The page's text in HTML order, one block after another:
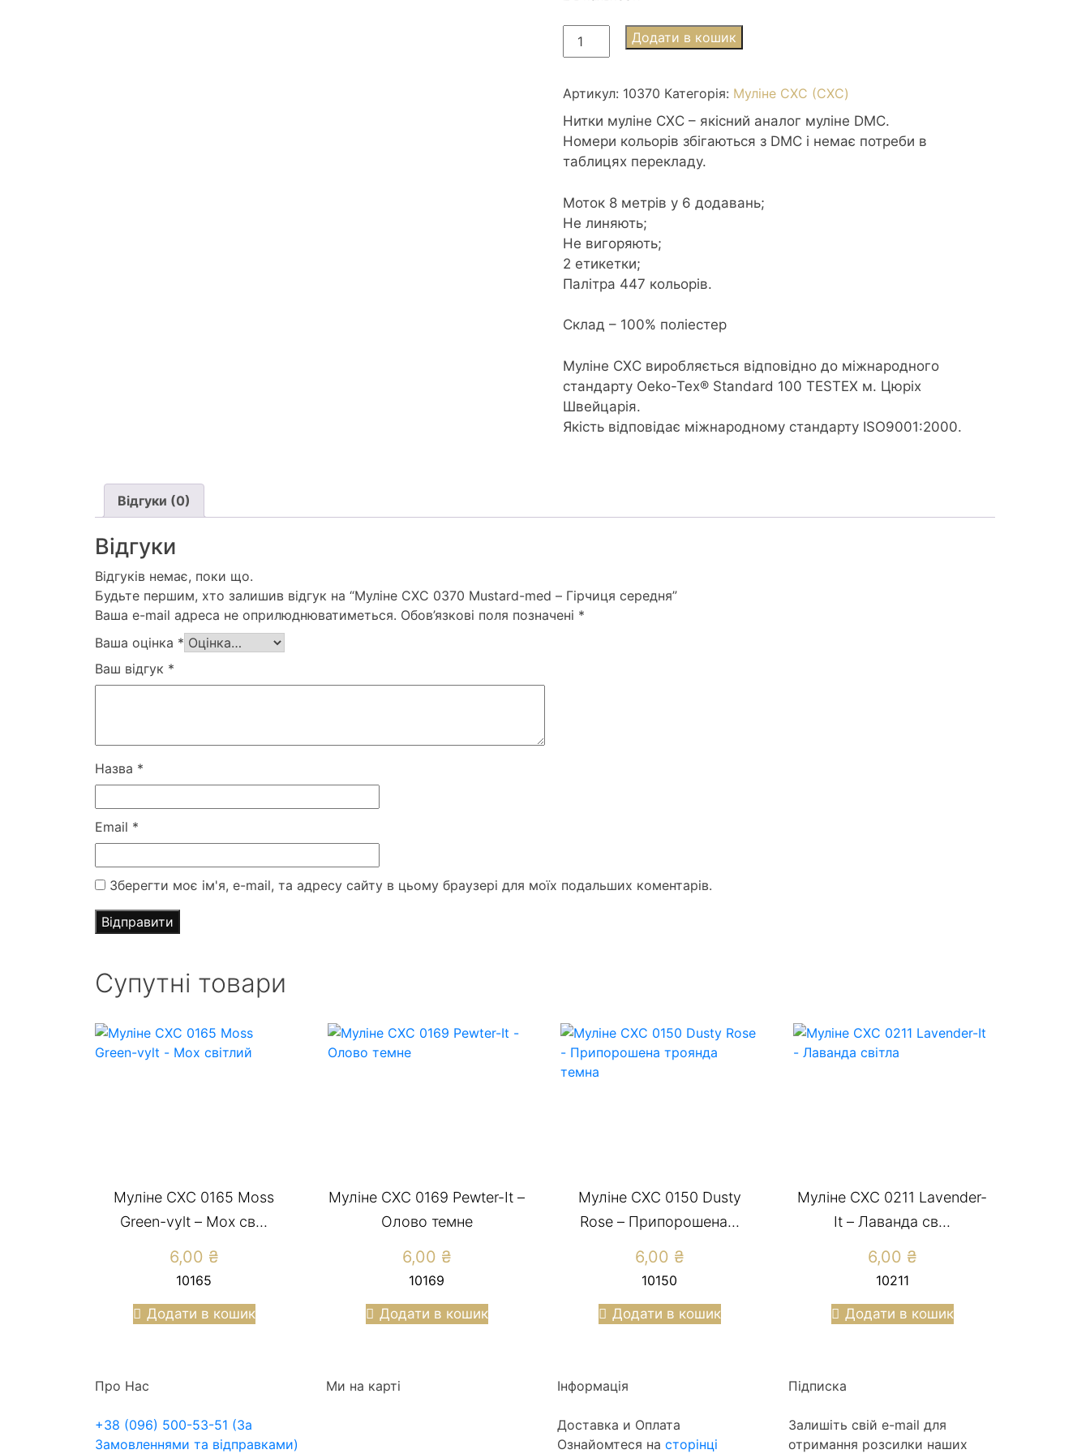
Муліне
СХС
Mustard-
med
-
Гірчиця
середня
Додати в кошик
Артикул: 10370 Категорія: Муліне СХС (CXC)
Нитки муліне СХС – якісний аналог муліне DMC.
Номери кольорів збігаються з DMC і немає потреби в
таблицях перекладу.
Моток 8 метрів у 6 додавань;
Не линяють;
Не вигоряють;
2 етикетки;
Палітра 447 кольорів.
Склад – 100% поліестер
Муліне CXC виробляється відповідно до міжнародного
стандарту Oeko-Tex® Standard 100 TESTEX м. Цюріх
Швейцарія.
Якість відповідає міжнародному стандарту ISO9001:2000.
Відгуки (0)
Відгуки
Відгуків немає, поки що.
Будьте першим, хто залишив відгук на “Муліне СХС 0370 Mustard-med – Гірчиця середня”
Ваша e-mail адреса не оприлюднюватиметься. Обов’язкові поля позначені *
Ваша оцінка *
Ваш відгук *
Назва *
Email *
Зберегти моє ім'я, e-mail, та адресу сайту в цьому браузері для моїх подальших коментарів.
Супутні товари
Муліне СХС 0165 Moss
Green-vylt – Мох св...
6,00 ₴
10165
Додати в кошик
Муліне СХС 0169 Pewter-It –
Олово темне
6,00 ₴
10169
Додати в кошик
Муліне CXC 0150 Dusty
Rose – Припорошена...
6,00 ₴
10150
Додати в кошик
Муліне СХС 0211 Lavender-
It – Лаванда св...
6,00 ₴
10211
Додати в кошик
Про Нас
+38 (096) 500-53-51 (За
Замовленнями та відправками)
Ми на карті Інформація
Доставка и Оплата
Ознайомтеся на сторінці
Підписка
Залишіть свій e-mail для
отримання розсилки наших